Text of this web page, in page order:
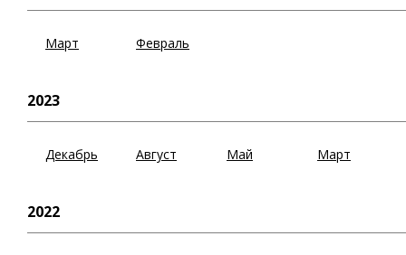
Март Февраль
2023
Декабрь Август Май Март
2022